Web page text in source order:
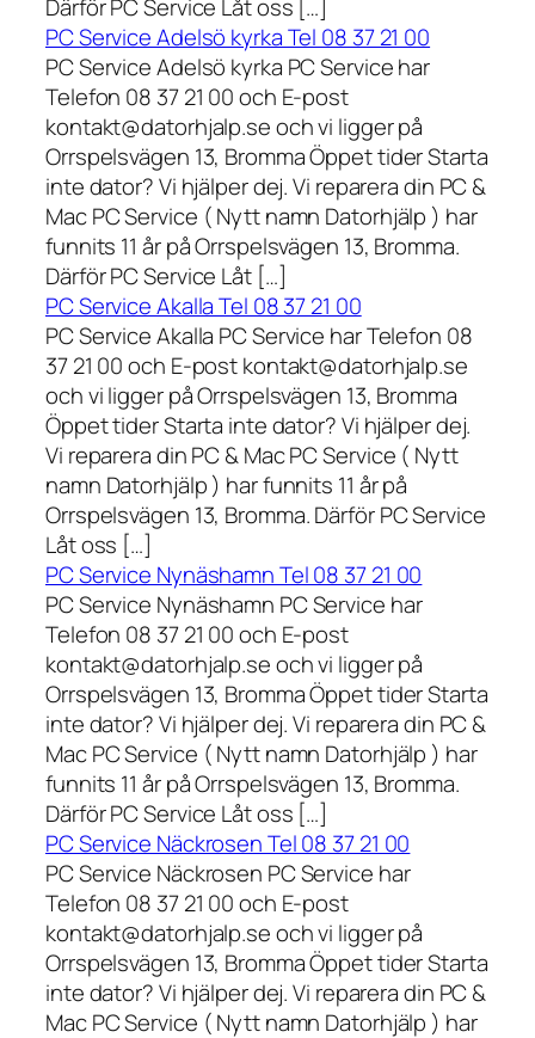
Därför PC Service Låt oss […]
PC Service Adelsö kyrka Tel 08 37 21 00
PC Service Adelsö kyrka PC Service har
Telefon 08 37 21 00 och E-post
kontakt@datorhjalp.se och vi ligger på
Orrspelsvägen 13, Bromma Öppet tider Starta
inte dator? Vi hjälper dej. Vi reparera din PC &
Mac PC Service ( Nytt namn Datorhjälp ) har
funnits 11 år på Orrspelsvägen 13, Bromma.
Därför PC Service Låt […]
PC Service Akalla Tel 08 37 21 00
PC Service Akalla PC Service har Telefon 08
37 21 00 och E-post kontakt@datorhjalp.se
och vi ligger på Orrspelsvägen 13, Bromma
Öppet tider Starta inte dator? Vi hjälper dej.
Vi reparera din PC & Mac PC Service ( Nytt
namn Datorhjälp ) har funnits 11 år på
Orrspelsvägen 13, Bromma. Därför PC Service
Låt oss […]
PC Service Nynäshamn Tel 08 37 21 00
PC Service Nynäshamn PC Service har
Telefon 08 37 21 00 och E-post
kontakt@datorhjalp.se och vi ligger på
Orrspelsvägen 13, Bromma Öppet tider Starta
inte dator? Vi hjälper dej. Vi reparera din PC &
Mac PC Service ( Nytt namn Datorhjälp ) har
funnits 11 år på Orrspelsvägen 13, Bromma.
Därför PC Service Låt oss […]
PC Service Näckrosen Tel 08 37 21 00
PC Service Näckrosen PC Service har
Telefon 08 37 21 00 och E-post
kontakt@datorhjalp.se och vi ligger på
Orrspelsvägen 13, Bromma Öppet tider Starta
inte dator? Vi hjälper dej. Vi reparera din PC &
Mac PC Service ( Nytt namn Datorhjälp ) har